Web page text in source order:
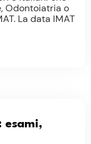
Odontoiatria o
La data IMAT
esami,